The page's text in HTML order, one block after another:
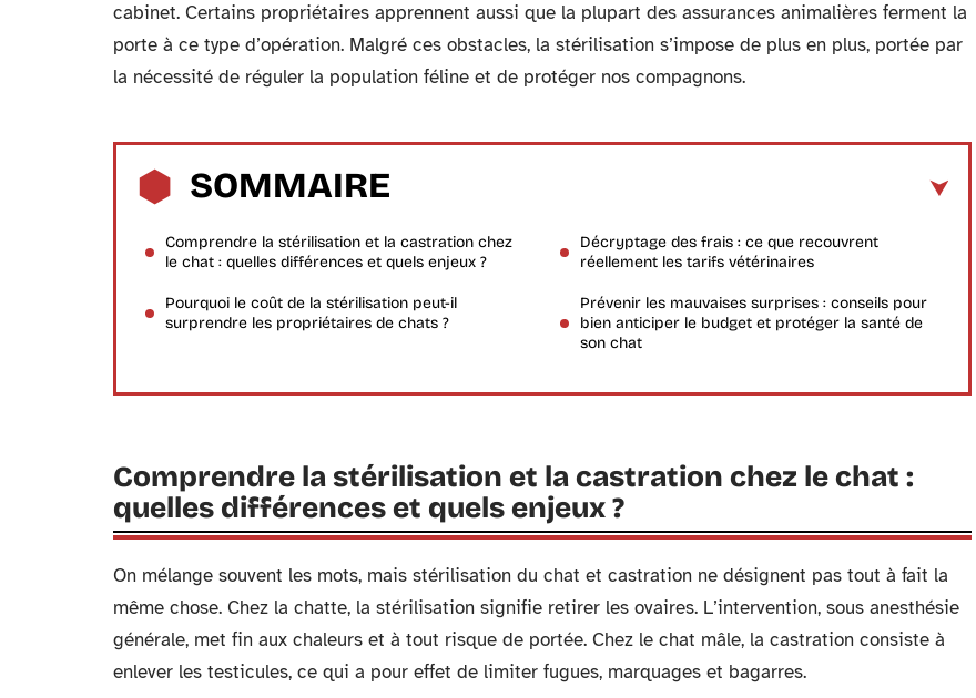
cabinet. Certains propriétaires apprennent aussi que la plupart des assurances animalières ferment la
porte à ce type d’opération. Malgré ces obstacles, la stérilisation s’impose de plus en plus, portée par
la nécessité de réguler la population féline et de protéger nos compagnons.
SOMMAIRE
Comprendre la stérilisation et la castration chez
le chat : quelles différences et quels enjeux ?
Pourquoi le coût de la stérilisation peut-il
surprendre les propriétaires de chats ?
Décryptage des frais : ce que recouvrent
réellement les tarifs vétérinaires
Prévenir les mauvaises surprises : conseils pour
bien anticiper le budget et protéger la santé de
son chat
Comprendre la stérilisation et la castration chez le chat :
quelles différences et quels enjeux ?
On mélange souvent les mots, mais stérilisation du chat et castration ne désignent pas tout à fait la
même chose. Chez la chatte, la stérilisation signifie retirer les ovaires. L’intervention, sous anesthésie
générale, met fin aux chaleurs et à tout risque de portée. Chez le chat mâle, la castration consiste à
enlever les testicules, ce qui a pour effet de limiter fugues, marquages et bagarres.